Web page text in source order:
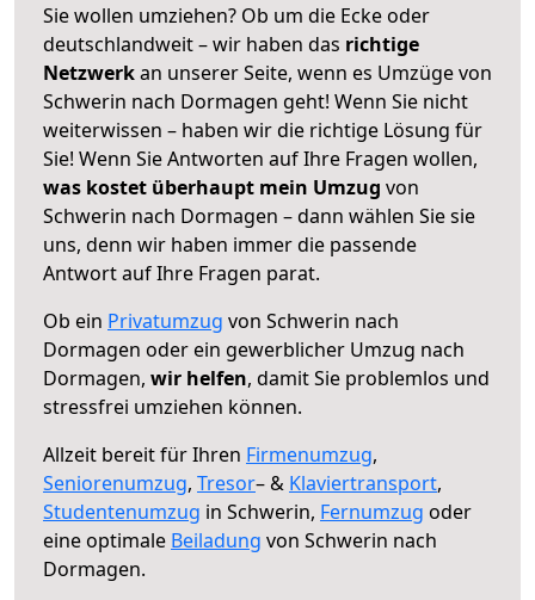
Sie wollen umziehen? Ob um die Ecke oder
deutschlandweit – wir haben das richtige
Netzwerkan unserer Seite, wenn es Umzüge von
Schwerin nach Dormagen geht! Wenn Sie nicht
weiterwissen – haben wir die richtige Lösung für
Sie! Wenn Sie Antworten auf Ihre Fragen wollen,
was kostet überhaupt mein Umzug von
Schwerin nach Dormagen – dann wählen Sie sie
uns, denn wir haben immer die passende
Antwort auf Ihre Fragen parat.
Ob ein Privatumzug von Schwerin nach
Dormagen oder ein gewerblicher Umzug nach
Dormagen, wir helfen, damit Sie problemlos und
stressfrei umziehen können.
Allzeit bereit für Ihren Firmenumzug,
Seniorenumzug, Tresor– & Klaviertransport,
Studentenumzug in Schwerin, Fernumzug oder
eine optimale Beiladung von Schwerin nach
Dormagen.